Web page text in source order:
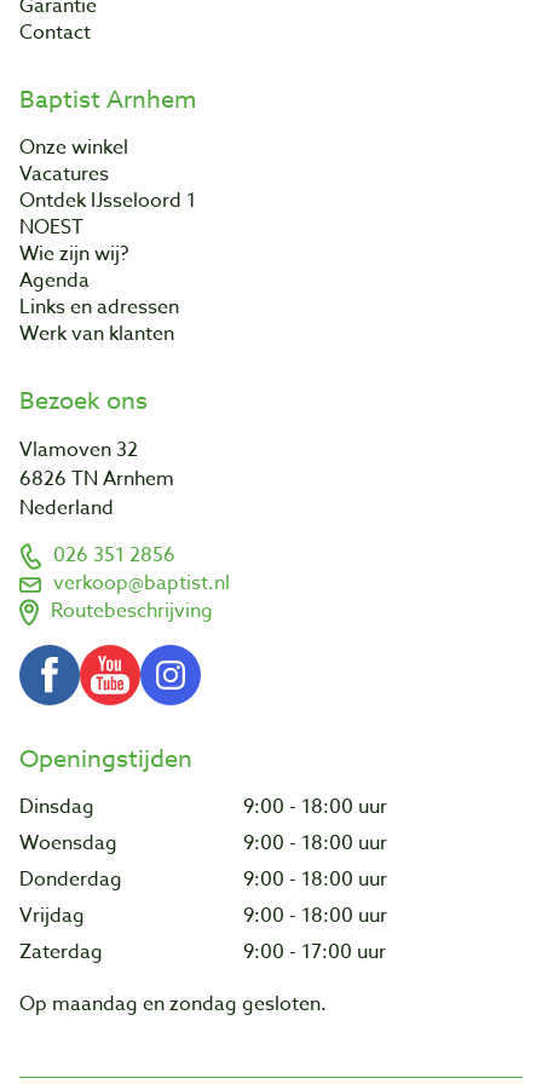
Garantie
Contact
Baptist Arnhem
Onze winkel
Vacatures
Ontdek IJsseloord 1
NOEST
Wie zijn wij?
Agenda
Links en adressen
Werk van klanten
Bezoek ons
Vlamoven 32
6826 TN Arnhem
Nederland
026 351 2856
verkoop@baptist.nl
Routebeschrijving
Openingstijden
Dinsdag
9:00 - 18:00 uur
Woensdag
9:00 - 18:00 uur
Donderdag
9:00 - 18:00 uur
Vrijdag
9:00 - 18:00 uur
Zaterdag
9:00 - 17:00 uur
Op maandag en zondag gesloten.